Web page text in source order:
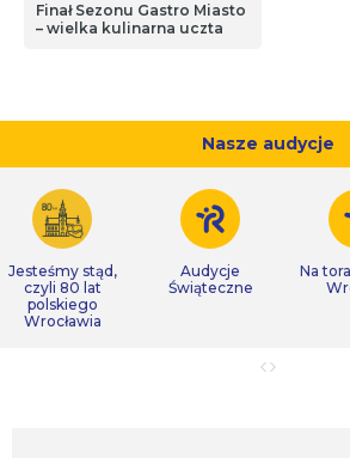
Finał Sezonu Gastro Miasto
– wielka kulinarna uczta
Nasze audycje
Jesteśmy stąd,
czyli 80 lat
polskiego
Wrocławia
Audycje
Świąteczne
Na